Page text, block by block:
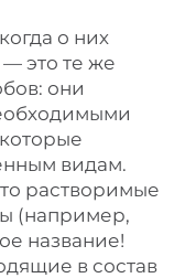
о них
это те же
они
видам.
растворимые
(например,
название!
в состав